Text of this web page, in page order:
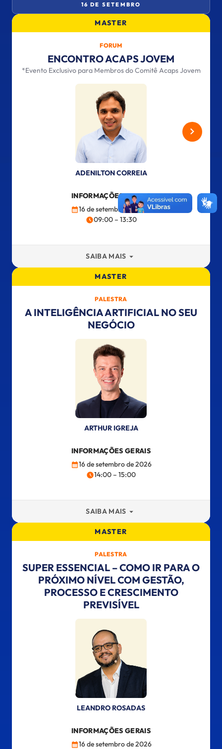
16 DE SETEMBRO
MASTER
FORUM
ENCONTRO ACAPS JOVEM
*Evento Exclusivo para Membros do Comitê Acaps Jovem
ADENILTON CORREIA
INFORMAÇÕES GERAIS
16 de setembro de 2026
09:00 – 13:30
SAIBA MAIS
MASTER
PALESTRA
A INTELIGÊNCIA ARTIFICIAL NO SEU
NEGÓCIO
ARTHUR IGREJA
INFORMAÇÕES GERAIS
16 de setembro de 2026
14:00 – 15:00
SAIBA MAIS
MASTER
PALESTRA
SUPER ESSENCIAL – COMO IR PARA O
PRÓXIMO NÍVEL COM GESTÃO,
PROCESSO E CRESCIMENTO
PREVISÍVEL
LEANDRO ROSADAS
INFORMAÇÕES GERAIS
16 de setembro de 2026